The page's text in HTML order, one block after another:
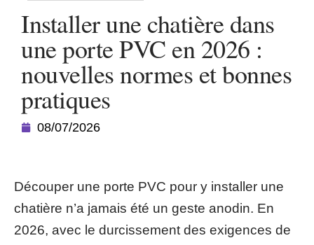
Installer une chatière dans
une porte PVC en 2026 :
nouvelles normes et bonnes
pratiques
08/07/2026
Découper une porte PVC pour y installer une
chatière n’a jamais été un geste anodin. En
2026, avec le durcissement des exigences de